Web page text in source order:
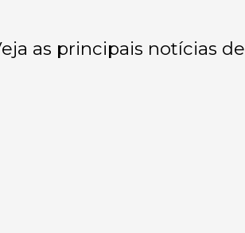
as principais notícias de